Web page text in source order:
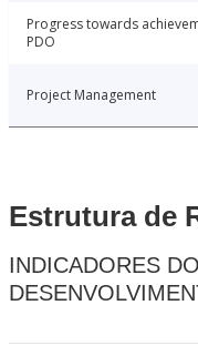
Progress towards
PDO
Project Management
Estrutura de
INDICADORES